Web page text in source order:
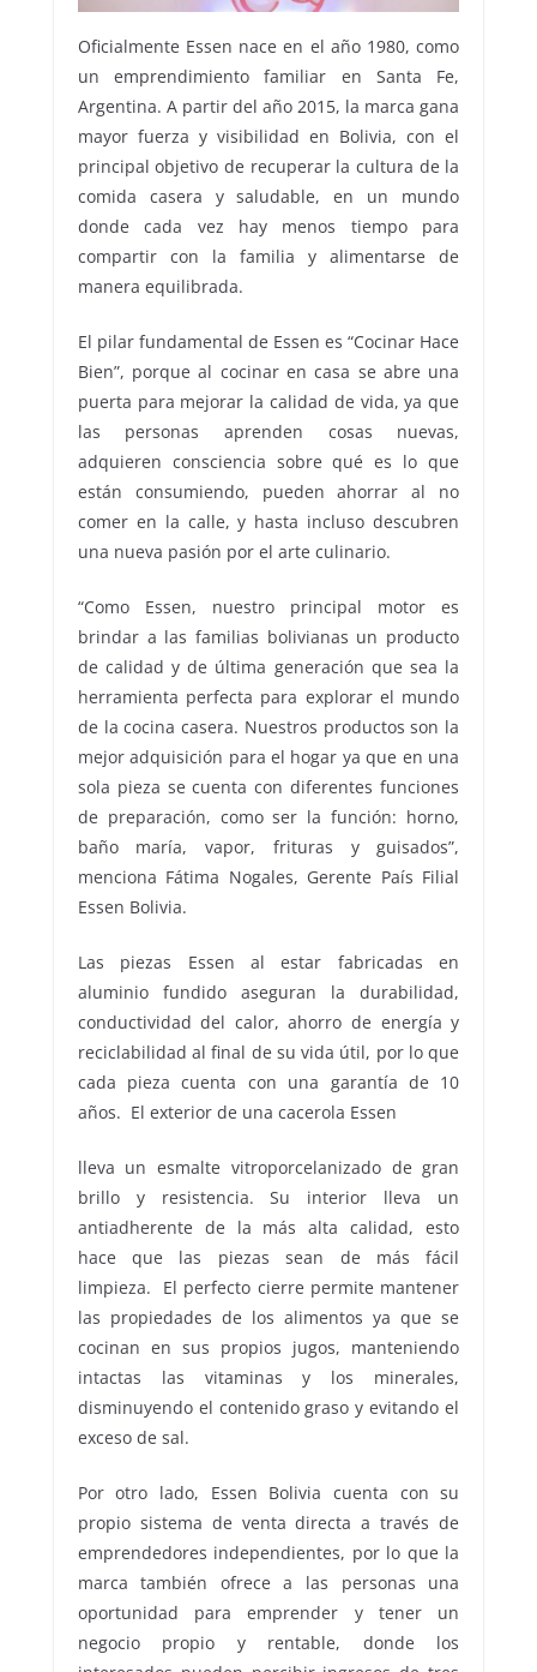
Oficialmente Essen nace en el año 1980, como
un emprendimiento familiar en Santa Fe,
Argentina. A partir del año 2015, la marca gana
mayor fuerza y visibilidad en Bolivia, con el
principal objetivo de recuperar la cultura de la
comida casera y saludable, en un mundo
donde cada vez hay menos tiempo para
compartir con la familia y alimentarse de
manera equilibrada.
El pilar fundamental de Essen es “Cocinar Hace
Bien”, porque al cocinar en casa se abre una
puerta para mejorar la calidad de vida, ya que
las personas aprenden cosas nuevas,
adquieren consciencia sobre qué es lo que
están consumiendo, pueden ahorrar al no
comer en la calle, y hasta incluso descubren
una nueva pasión por el arte culinario.
“Como Essen, nuestro principal motor es
brindar a las familias bolivianas un producto
de calidad y de última generación que sea la
herramienta perfecta para explorar el mundo
de la cocina casera. Nuestros productos son la
mejor adquisición para el hogar ya que en una
sola pieza se cuenta con diferentes funciones
de preparación, como ser la función: horno,
baño maría, vapor, frituras y guisados”,
menciona Fátima Nogales, Gerente País Filial
Essen Bolivia.
Las piezas Essen al estar fabricadas en
aluminio fundido aseguran la durabilidad,
conductividad del calor, ahorro de energía y
reciclabilidad al final de su vida útil, por lo que
cada pieza cuenta con una garantía de 10
años. El exterior de una cacerola Essen
lleva un esmalte vitroporcelanizado de gran
brillo y resistencia. Su interior lleva un
antiadherente de la más alta calidad, esto
hace que las piezas sean de más fácil
limpieza. El perfecto cierre permite mantener
las propiedades de los alimentos ya que se
cocinan en sus propios jugos, manteniendo
intactas las vitaminas y los minerales,
disminuyendo el contenido graso y evitando el
exceso de sal.
Por otro lado, Essen Bolivia cuenta con su
propio sistema de venta directa a través de
emprendedores independientes, por lo que la
marca también ofrece a las personas una
oportunidad para emprender y tener un
negocio propio y rentable, donde los